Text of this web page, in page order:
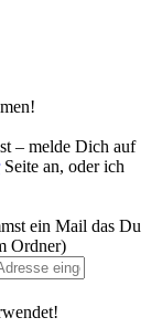
– melde Dich auf
Seite an, oder ich
ein Mail das Du
Ordner)